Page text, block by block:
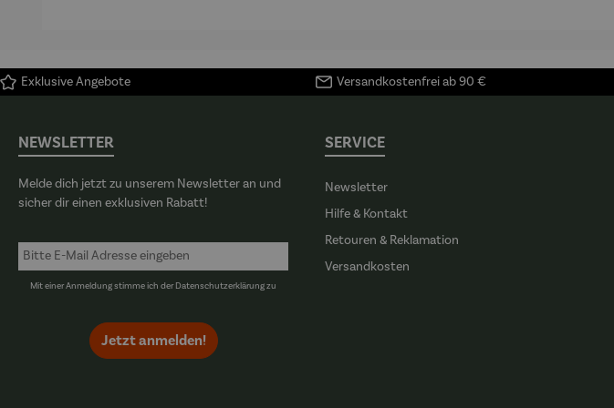
Exklusive Angebote Versandkostenfrei ab 90 €
NEWSLETTER
Melde dich jetzt zu unserem Newsletter an und
sicher dir einen exklusiven Rabatt!
Mit einer Anmeldung stimme ich derDatenschutzerklärungzu
Jetzt anmelden!
SERVICE
Newsletter
Hilfe & Kontakt
Retouren & Reklamation
Versandkosten